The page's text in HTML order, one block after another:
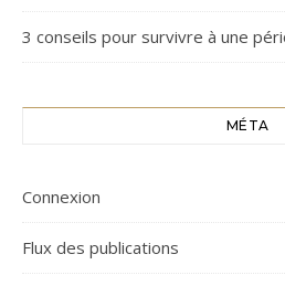
3 conseils pour survivre à une
MÉTA
Connexion
Flux des publications